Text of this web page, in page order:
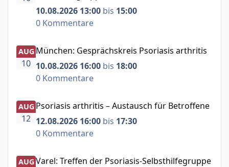
10.08.2026 13:00 bis 15:00
0 Kommentare
München: Gesprächskreis Psoriasis arthritis
AUG
10
München: Gesprächskreis Psoriasis arthritis
10.08.2026 16:00 bis 18:00
0 Kommentare
Psoriasis arthritis – Austausch für Betroffene
AUG
12
Psoriasis arthritis – Austausch für Betroffene
12.08.2026 16:00 bis 17:30
0 Kommentare
Varel: Treffen der Psoriasis-Selbsthilfegruppe
AUGVarel: Treffen der Psoriasis-Selbsthilfegruppe